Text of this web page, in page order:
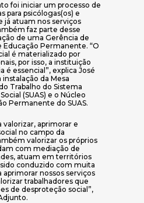
foi iniciar um processo de
para psicólogas(os) e
já atuam nos serviços
faz parte desse
de uma Gerência de
Educação Permanente. “O
é materializado por
por isso, a instituição
é essencial”, explica José
da Mesa
Trabalho do Sistema
(SUAS) e o Núcleo
Permanente do SUAS.
valorizar, aprimorar e
no campo da
valorizar os próprios
com mediação de
atuam em territórios
conduzido com muita
aprimorar nossos serviços
trabalhadores que
de desproteção social”,